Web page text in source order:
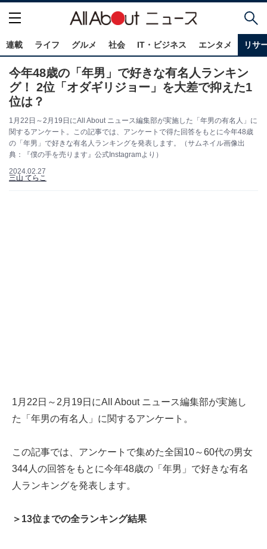
連載 ライフ グルメ 社会 IT・ビジネス エンタメ リサ
今年48歳の「年男」で好きな有名人ランキン
グ！ 2位「オダギリジョー」を大差で抑えた1
位は？
1月22日～2月19日にAll About ニュース編集部が実施した「年男の有名人」に
関するアンケート。この記事では、アンケートで得た回答をもとに今年48歳
の「年男」で好きな有名人ランキングを発表します。（サムネイル画像出
典：『僕の手を売ります』公式Instagramより）
2024.02.27
三山 てらこ
1月22日～2月19日にAll About ニュース編集部が実施し
た「年男の有名人」に関するアンケート。
この記事では、アンケートで集めた全国10～60代の男女
344人の回答をもとに今年48歳の「年男」で好きな有名
人ランキングを発表します。
＞13位までの全ランキング結果